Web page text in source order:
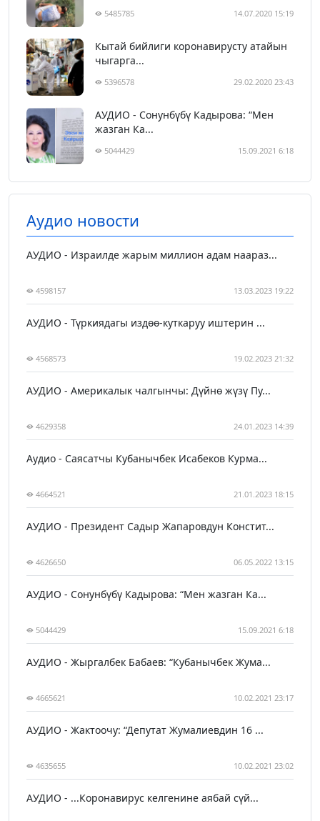
5485785 14.07.2020 15:19
Кытай бийлиги коронавирусту атайын
чыгарга...
5396578 29.02.2020 23:43
АУДИО - Сонунбүбү Кадырова: “Мен
жазган Ка...
5044429 15.09.2021 6:18
Аудио новости
АУДИО - Израилде жарым миллион адам наараз...
4598157 13.03.2023 19:22
АУДИО - Түркиядагы издөө-куткаруу иштерин ...
4568573 19.02.2023 21:32
АУДИО - Америкалык чалгынчы: Дүйнө жүзү Пу...
4629358 24.01.2023 14:39
Аудио - Саясатчы Кубанычбек Исабеков Курма...
4664521 21.01.2023 18:15
АУДИО - Президент Садыр Жапаровдун Констит...
4626650 06.05.2022 13:15
АУДИО - Сонунбүбү Кадырова: “Мен жазган Ка...
5044429 15.09.2021 6:18
АУДИО - Жыргалбек Бабаев: “Кубанычбек Жума...
4665621 10.02.2021 23:17
АУДИО - Жактоочу: “Депутат Жумалиевдин 16 ...
4635655 10.02.2021 23:02
АУДИО - ...Коронавирус келгенине аябай сүй...